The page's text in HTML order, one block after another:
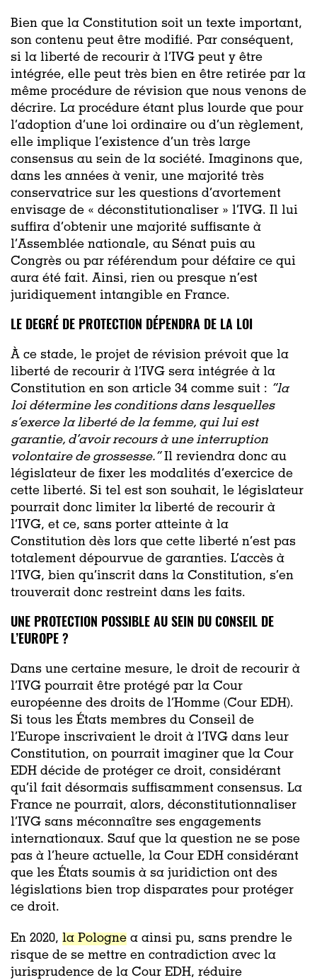
Bien que la Constitution soit un texte important,
son contenu peut être modifié. Par conséquent,
si la liberté de recourir à l’IVG peut y être
intégrée, elle peut très bien en être retirée par la
même procédure de révision que nous venons de
décrire. La procédure étant plus lourde que pour
l’adoption d’une loi ordinaire ou d’un règlement,
elle implique l’existence d’un très large
consensus au sein de la société. Imaginons que,
dans les années à venir, une majorité très
conservatrice sur les questions d’avortement
envisage de « déconstitutionaliser » l’IVG. Il lui
suffira d’obtenir une majorité suffisante à
l’Assemblée nationale, au Sénat puis au
Congrès ou par référendum pour défaire ce qui
aura été fait. Ainsi, rien ou presque n’est
juridiquement intangible en France.
LE DEGRÉ DE PROTECTION DÉPENDRA DE LA LOI
À ce stade, le projet de révision prévoit que la
liberté de recourir à l’IVG sera intégrée à la
Constitution en son article 34 comme suit : “la
loi détermine les conditions dans lesquelles
s’exerce la liberté de la femme, qui lui est
garantie, d’avoir recours à une interruption
volontaire de grossesse.”Il reviendra donc au
législateur de fixer les modalités d’exercice de
cette liberté. Si tel est son souhait, le législateur
pourrait donc limiter la liberté de recourir à
l’IVG, et ce, sans porter atteinte à la
Constitution dès lors que cette liberté n’est pas
totalement dépourvue de garanties. L’accès à
l’IVG, bien qu’inscrit dans la Constitution, s’en
trouverait donc restreint dans les faits.
UNE PROTECTION POSSIBLE AU SEIN DU CONSEIL DE
L’EUROPE ?
Dans une certaine mesure, le droit de recourir à
l’IVG pourrait être protégé par la Cour
européenne des droits de l’Homme (Cour EDH).
Si tous les États membres du Conseil de
l’Europe inscrivaient le droit à l’IVG dans leur
Constitution, on pourrait imaginer que la Cour
EDH décide de protéger ce droit, considérant
qu’il fait désormais suffisamment consensus. La
France ne pourrait, alors, déconstitutionnaliser
l’IVG sans méconnaître ses engagements
internationaux. Sauf que la question ne se pose
pas à l’heure actuelle, la Cour EDH considérant
que les États soumis à sa juridiction ont des
législations bien trop disparates pour protéger
ce droit.
En 2020, la Pologne a ainsi pu, sans prendre le
risque de se mettre en contradiction avec la
jurisprudence de la Cour EDH, réduire